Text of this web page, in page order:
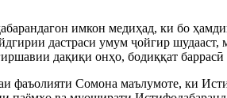
имкон медиҳад, ки бо
дастраси умум ҷойгир
дақиқи онҳо, бодиққат баррасӣ
фаъолияти Сомона маълумоте, ки